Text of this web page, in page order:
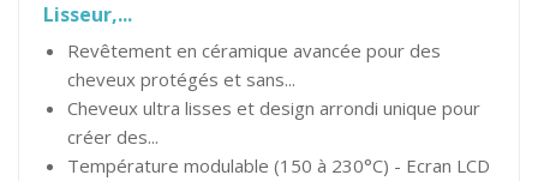
Lisseur,...
Revêtement en céramique avancée pour des
cheveux protégés et sans...
Cheveux ultra lisses et design arrondi unique pour
créer des...
Température modulable (150 à 230°C) - Ecran LCD